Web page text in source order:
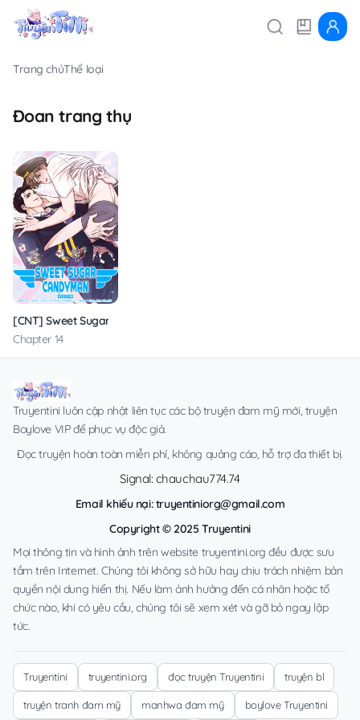
Trang chủThể loại
Đoan trang thụ
[CNT] Sweet Sugar Candyman
Chapter 14
Truyentini luôn cập nhật liên tục các bộ truyện đam mỹ mới, truyện
Boylove VIP để phục vụ độc giả.
Đọc truyện hoàn toàn miễn phí, không quảng cáo, hỗ trợ đa thiết bị.
Signal: chauchau774.74
Email khiếu nại:truyentiniorg@gmail.com
Copyright © 2025 Truyentini
Mọi thông tin và hình ảnh trên website truyentini.org đều được sưu
tầm trên Internet. Chúng tôi không sở hữu hay chịu trách nhiệm bản
quyền nội dung hiển thị. Nếu làm ảnh hưởng đến cá nhân hoặc tổ
chức nào, khi có yêu cầu, chúng tôi sẽ xem xét và gỡ bỏ ngay lập
tức.
Truyentini truyentini.org đọc truyện Truyentini truyện bl
truyện tranh đam mỹ manhwa đam mỹ boylove Truyentini